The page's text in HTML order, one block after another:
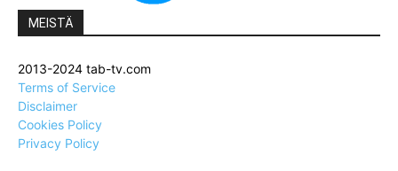
MEISTÄ
2013-2024 tab-tv.com
Terms of Service
Disclaimer
Cookies Policy
Privacy Policy